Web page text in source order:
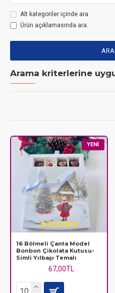
Alt kategoriler içinde ara
Ürün açıklamasında ara.
Arama kriterlerine
YENI
16 Bölmeli Çanta Model
Bonbon Çikolata Kutusu-
Simli Yılbaşı Temalı
67,00TL